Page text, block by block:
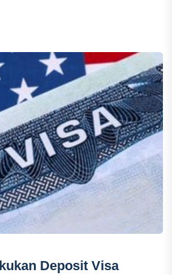
Deposit Visa